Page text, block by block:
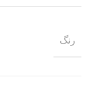
رنگ